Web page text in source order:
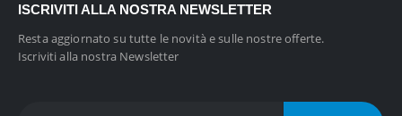
3
ISCRIVITI ALLA NOSTRA NEWSLETTER
Resta aggiornato su tutte le novità e sulle nostre offerte.
Iscriviti alla nostra Newsletter